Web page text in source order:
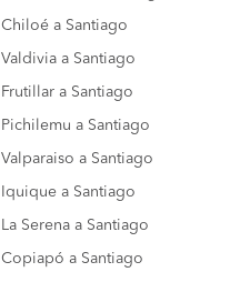
Chiloé a Santiago
Valdivia a Santiago
Frutillar a Santiago
Pichilemu a Santiago
Valparaiso a Santiago
Iquique a Santiago
La Serena a Santiago
Copiapó a Santiago